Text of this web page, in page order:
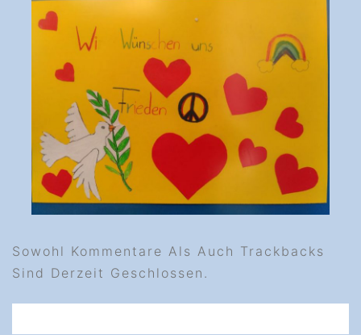
Sowohl Kommentare Als Auch Trackbacks
Sind Derzeit Geschlossen.